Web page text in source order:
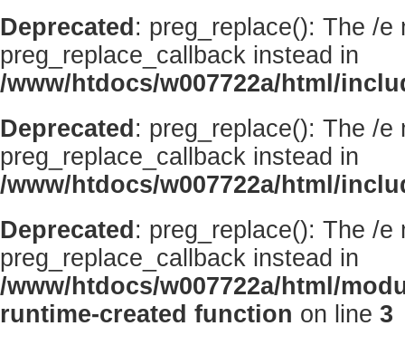
Deprecated : preg_replace(): The /
preg_replace_callback instead in
/www/htdocs/w007722a/html/
Deprecated : preg_replace(): The /
preg_replace_callback instead in
/www/htdocs/w007722a/html/
Deprecated : preg_replace(): The /
preg_replace_callback instead in
/www/htdocs/w007722a/html/
runtime-created function on line 3